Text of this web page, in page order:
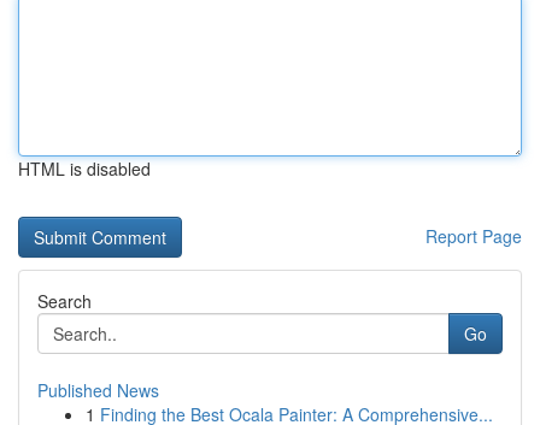
HTML is disabled
Report Page
Search
Go
Published News
1 Finding the Best Ocala Painter: A Comprehensive...